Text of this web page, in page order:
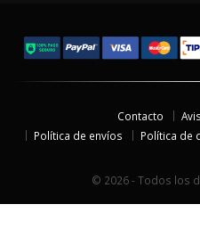
Contacto
Política de envíos
Política de
© 2026 - Todos los